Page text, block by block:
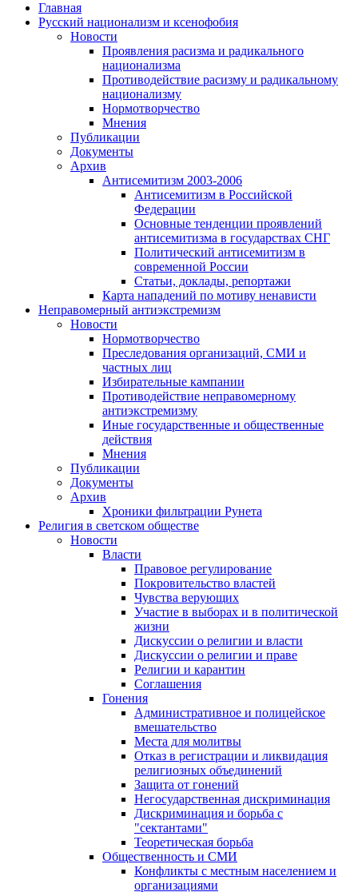
Главная
Русский национализм и ксенофобия
Новости
Проявления расизма и радикального
национализма
Противодействие расизму и радикальному
национализму
Нормотворчество
Мнения
Публикации
Документы
Архив
Антисемитизм 2003-2006
Антисемитизм в Российской
Федерации
Основные тенденции проявлений
антисемитизма в государствах СНГ
Политический антисемитизм в
современной России
Статьи, доклады, репортажи
Карта нападений по мотиву ненависти
Неправомерный антиэкстремизм
Новости
Нормотворчество
Преследования организаций, СМИ и
частных лиц
Избирательные кампании
Противодействие неправомерному
антиэкстремизму
Иные государственные и общественные
действия
Мнения
Публикации
Документы
Архив
Хроники фильтрации Рунета
Религия в светском обществе
Новости
Власти
Правовое регулирование
Покровительство властей
Чувства верующих
Участие в выборах и в политической
жизни
Дискуссии о религии и власти
Дискуссии о религии и праве
Религии и карантин
Соглашения
Гонения
Административное и полицейское
вмешательство
Места для молитвы
Отказ в регистрации и ликвидация
религиозных объединений
Защита от гонений
Негосударственная дискриминация
Дискриминация и борьба с
"сектантами"
Теоретическая борьба
Общественность и СМИ
Конфликты с местным населением и
организациями